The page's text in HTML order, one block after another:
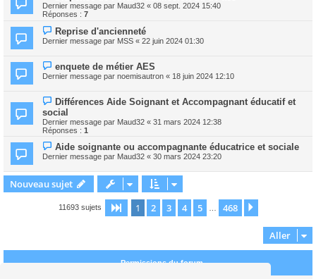
Dernier message par Maud32 « 08 sept. 2024 15:40
Réponses : 7
Reprise d'ancienneté
Dernier message par MSS « 22 juin 2024 01:30
enquete de métier AES
Dernier message par noemisautron « 18 juin 2024 12:10
Différences Aide Soignant et Accompagnant éducatif et
social
Dernier message par Maud32 « 31 mars 2024 12:38
Réponses : 1
Aide soignante ou accompagnante éducatrice et sociale
Dernier message par Maud32 « 30 mars 2024 23:20
Nouveau sujet
11693 sujets Page 1sur468
1 2 3 4 5 468
Aller
Permissions du forum